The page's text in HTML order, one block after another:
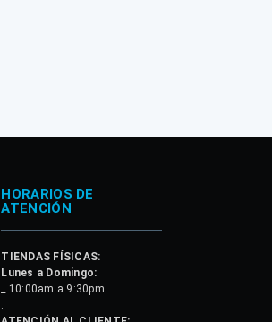
HORARIOS DE
ATENCIÓN
TIENDAS FÍSICAS:
Lunes a Domingo:
_ 10:00am a 9:30pm
.